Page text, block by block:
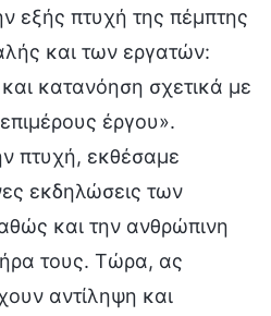
εξής πτυχή της πέμπτης
και των εργατών:
κατανόηση σχετικά με
έργου».
πτυχή, εκθέσαμε
εκδηλώσεις των
και την ανθρώπινη
τους. Τώρα, ας
αντίληψη και